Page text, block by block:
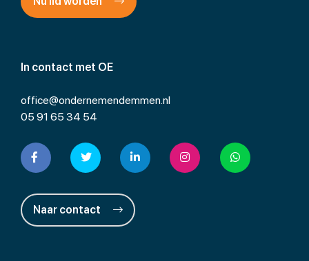
In contact met OE
office@ondernemendemmen.nl
05 91 65 34 54
Naar contact